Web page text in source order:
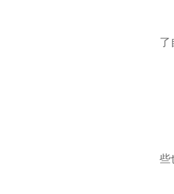
了
些